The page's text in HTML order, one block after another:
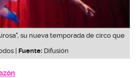
su nueva temporada de circo que
| Fuente: Difusión